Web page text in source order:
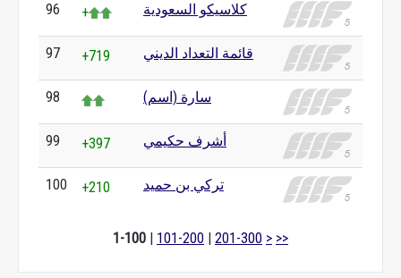
96 + كلاسيكو السعودية
97 +719 قائمة التعداد الديني
98 سارة (اسم)
99 +397 أشرف حكيمي
100 +210 تركي بن حميد
1-100 | 101-200 | 201-300 > >>